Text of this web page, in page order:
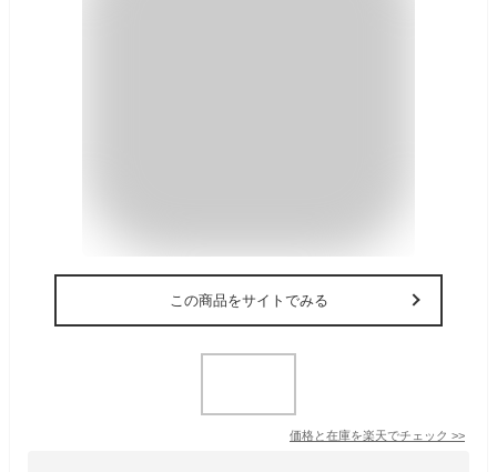
この商品をサイトでみる
価格と在庫を楽天でチェック >>